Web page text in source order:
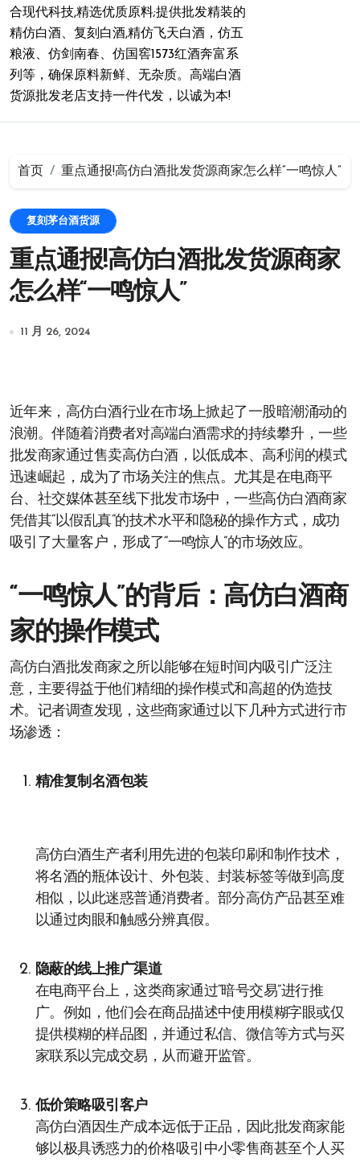
合现代科技,精选优质原料;提供批发精装的
精仿白酒、复刻白酒,精仿飞天白酒，仿五
粮液、仿剑南春、仿国窖1573红酒奔富系
列等，确保原料新鲜、无杂质。高端白酒
货源批发老店支持一件代发，以诚为本!
首页 重点通报!高仿白酒批发货源商家怎么样“一鸣惊人”
复刻茅台酒货源
重点通报!高仿白酒批发货源商家
怎么样“一鸣惊人”
11 月 26, 2024
近年来，高仿白酒行业在市场上掀起了一股暗潮涌动的
浪潮。伴随着消费者对高端白酒需求的持续攀升，一些
批发商家通过售卖高仿白酒，以低成本、高利润的模式
迅速崛起，成为了市场关注的焦点。尤其是在电商平
台、社交媒体甚至线下批发市场中，一些高仿白酒商家
凭借其“以假乱真”的技术水平和隐秘的操作方式，成功
吸引了大量客户，形成了“一鸣惊人”的市场效应。
“一鸣惊人”的背后：高仿白酒商
家的操作模式
高仿白酒批发商家之所以能够在短时间内吸引广泛注
意，主要得益于他们精细的操作模式和高超的伪造技
术。记者调查发现，这些商家通过以下几种方式进行市
场渗透：
精准复制名酒包装
高仿白酒生产者利用先进的包装印刷和制作技术，
将名酒的瓶体设计、外包装、封装标签等做到高度
相似，以此迷惑普通消费者。部分高仿产品甚至难
以通过肉眼和触感分辨真假。
隐蔽的线上推广渠道
在电商平台上，这类商家通过“暗号交易”进行推
广。例如，他们会在商品描述中使用模糊字眼或仅
提供模糊的样品图，并通过私信、微信等方式与买
家联系以完成交易，从而避开监管。
低价策略吸引客户
高仿白酒因生产成本远低于正品，因此批发商家能
够以极具诱惑力的价格吸引中小零售商甚至个人买